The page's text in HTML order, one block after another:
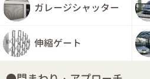
ガレージシャッター
伸縮ゲート